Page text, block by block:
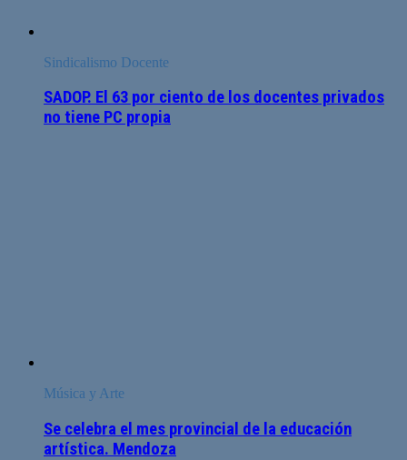
Sindicalismo Docente
SADOP. El 63 por ciento de los docentes privados
no tiene PC propia
Música y Arte
Se celebra el mes provincial de la educación
artística. Mendoza